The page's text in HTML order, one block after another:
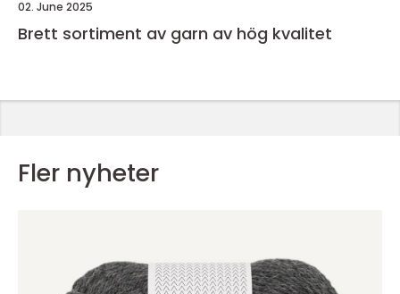
02. June 2025
Brett sortiment av garn av hög kvalitet
Fler nyheter